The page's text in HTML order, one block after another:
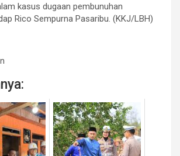
kasus dugaan pembunuhan
Rico Sempurna Pasaribu. (KKJ/LBH)